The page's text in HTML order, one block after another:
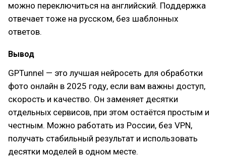
можно переключиться на английский. Поддержка
отвечает тоже на русском, без шаблонных
ответов.
Вывод
GPTunnel — это лучшая нейросеть для обработки
фото онлайн в 2025 году, если вам важны доступ,
скорость и качество. Он заменяет десятки
отдельных сервисов, при этом остаётся простым и
честным. Можно работать из России, без VPN,
получать стабильный результат и использовать
десятки моделей в одном месте.